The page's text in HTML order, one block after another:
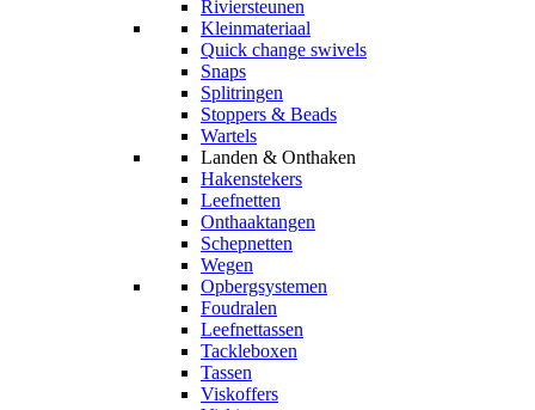
Riviersteunen
Kleinmateriaal
Quick change swivels
Snaps
Splitringen
Stoppers & Beads
Wartels
Landen & Onthaken
Hakenstekers
Leefnetten
Onthaaktangen
Schepnetten
Wegen
Opbergsystemen
Foudralen
Leefnettassen
Tackleboxen
Tassen
Viskoffers